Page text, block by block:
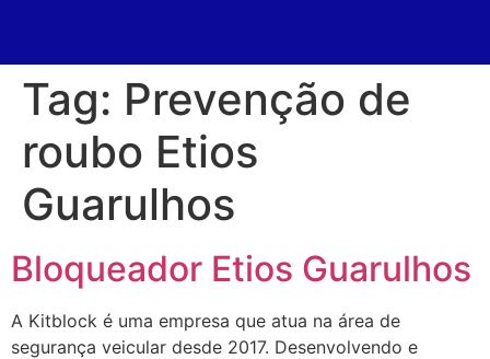
Tag: Prevenção de
roubo Etios
Guarulhos
Bloqueador Etios Guarulhos
A Kitblock é uma empresa que atua na área de
segurança veicular desde 2017. Desenvolvendo e